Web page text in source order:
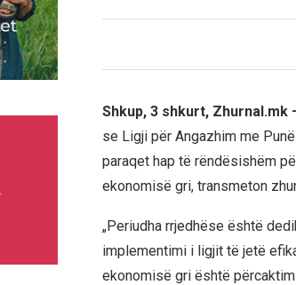
Shkup, 3 shkurt, Zhurnal.mk
se Ligji për Angazhim me
paraqet hap të rëndësishëm
ekonomisë gri, transmeton
„Periudha rrjedhëse është
implementimi i ligjit të jetë
ekonomisë gri është